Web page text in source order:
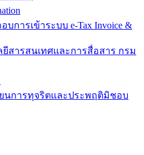
การเข้าระบบ e-Tax Invoice &
สารสนเทศและการสื่อสาร กรม
ยนการทุจริตและประพฤติมิชอบ